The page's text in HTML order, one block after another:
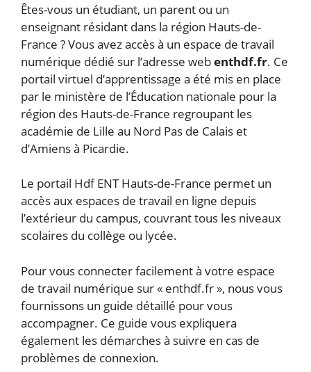
Êtes-vous un étudiant, un parent ou un
enseignant résidant dans la région Hauts-de-
France ? Vous avez accès à un espace de travail
numérique dédié sur l’adresse webenthdf.fr. Ce
portail virtuel d’apprentissage a été mis en place
par le ministère de l’Éducation nationale pour la
région des Hauts-de-France regroupant les
académie de Lille au Nord Pas de Calais et
d’Amiens à Picardie.
Le portail Hdf ENT Hauts-de-France permet un
accès aux espaces de travail en ligne depuis
l’extérieur du campus, couvrant tous les niveaux
scolaires du collège ou lycée.
Pour vous connecter facilement à votre espace
de travail numérique sur « enthdf.fr », nous vous
fournissons un guide détaillé pour vous
accompagner. Ce guide vous expliquera
également les démarches à suivre en cas de
problèmes de connexion.